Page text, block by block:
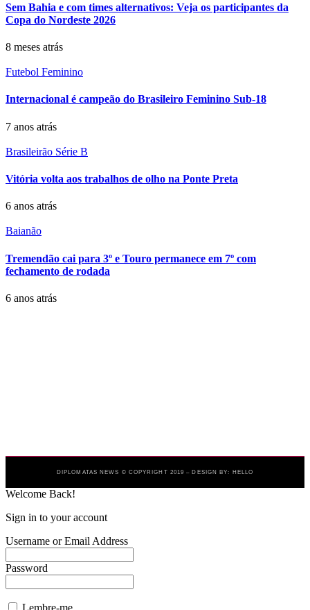
Sem Bahia e com times alternativos: Veja os participantes da
Copa do Nordeste 2026
8 meses atrás
Futebol Feminino
Internacional é campeão do Brasileiro Feminino Sub-18
7 anos atrás
Brasileirão Série B
Vitória volta aos trabalhos de olho na Ponte Preta
6 anos atrás
Baianão
Tremendão cai para 3º e Touro permanece em 7º com
fechamento de rodada
6 anos atrás
DIPLOMATAS NEWS © COPYRIGHT 2019 – DESIGN BY: HELLO
Welcome Back!
Sign in to your account
Username or Email Address
Password
Lembre-me